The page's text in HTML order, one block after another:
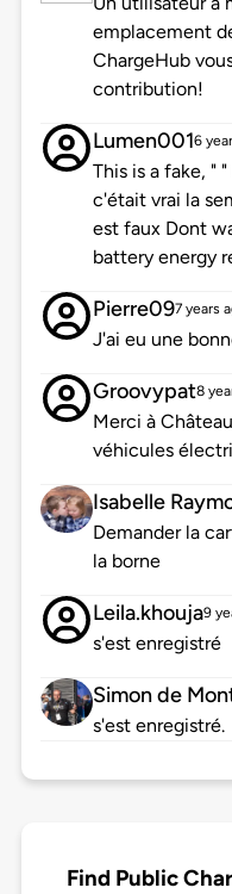
emplacement
ChargeHub
contribution!
Lumen0016
This is a fake, "
c'était vrai la
est faux Dont
battery energy
Pierre097 years
J'ai eu une
Groovypat8
Merci à
véhicules
Isabelle
Demander la
la borne
Leila.khouja9
s'est enregistré
Simon de
s'est enregistré.
Find Public